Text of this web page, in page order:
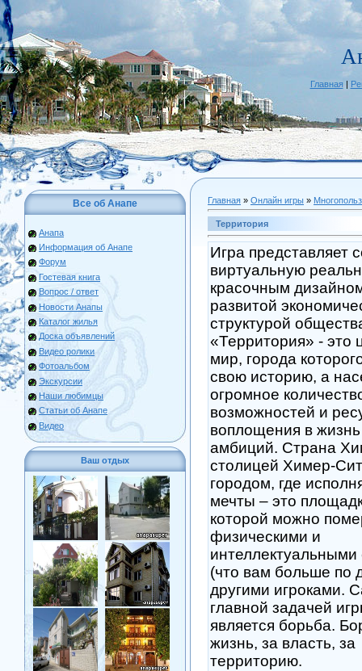
Главная |
Все об Анапе
Анапа
Информация об Анапе
Форум
Гостевая книга
Вопрос / ответ
Новости Анапы
Каталог жилья
Доска объявлений
Видео ролики
Фотоальбом
Экскурсии
Наши любимцы
Статьи об Анапе
Видео
Ваш отдых
Главная » Онлайн игры »
Территория
Игра представляет
виртуальную
красочным
развитой
структурой
«Территория» - это
мир, города
свою историю, а
огромное
возможностей и
воплощения в
амбиций. Страна
столицей Химер-
городом, где
мечты – это
которой можно
физическими и
(что вам больше по
другими игроками.
главной задачей
является борьба.
жизнь, за власть, за
территорию.